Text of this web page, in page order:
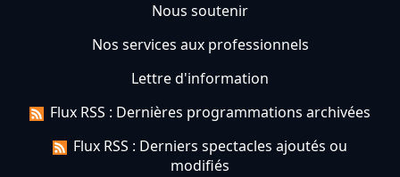
Nous soutenir
Nos services aux professionnels
Lettre d'information
Flux RSS : Dernières programmations archivées
Flux RSS : Derniers spectacles ajoutés ou
modifiés